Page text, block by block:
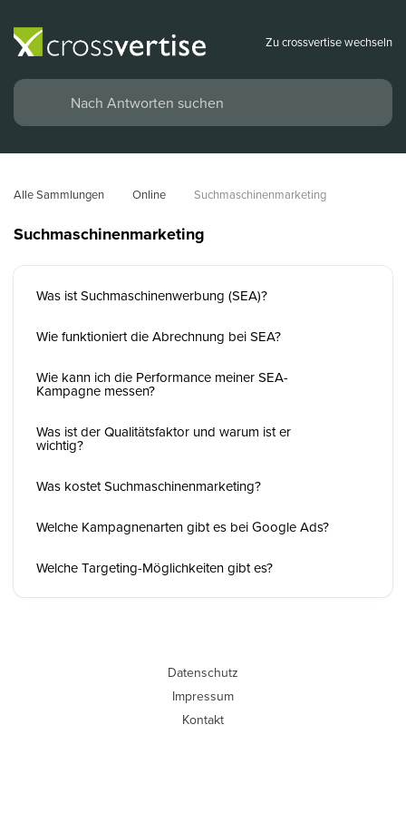
Zu crossvertise wechseln
Alle Sammlungen Online Suchmaschinenmarketing
Suchmaschinenmarketing
Was ist Suchmaschinenwerbung (SEA)?
Wie funktioniert die Abrechnung bei SEA?
Wie kann ich die Performance meiner SEA-
Kampagne messen?
Was ist der Qualitätsfaktor und warum ist er
wichtig?
Was kostet Suchmaschinenmarketing?
Welche Kampagnenarten gibt es bei Google Ads?
Welche Targeting-Möglichkeiten gibt es?
Datenschutz
Impressum
Kontakt